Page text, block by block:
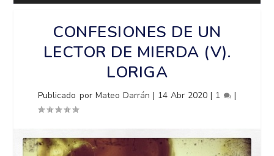
CONFESIONES DE UN
LECTOR DE MIERDA (V).
LORIGA
Publicado por Mateo Darrán | 14 Abr 2020 | 1 |